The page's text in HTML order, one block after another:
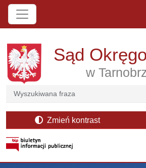
Przejdź do treści
Sąd
w
Szukaj
Zmień kontrast
otwiera się w nowym